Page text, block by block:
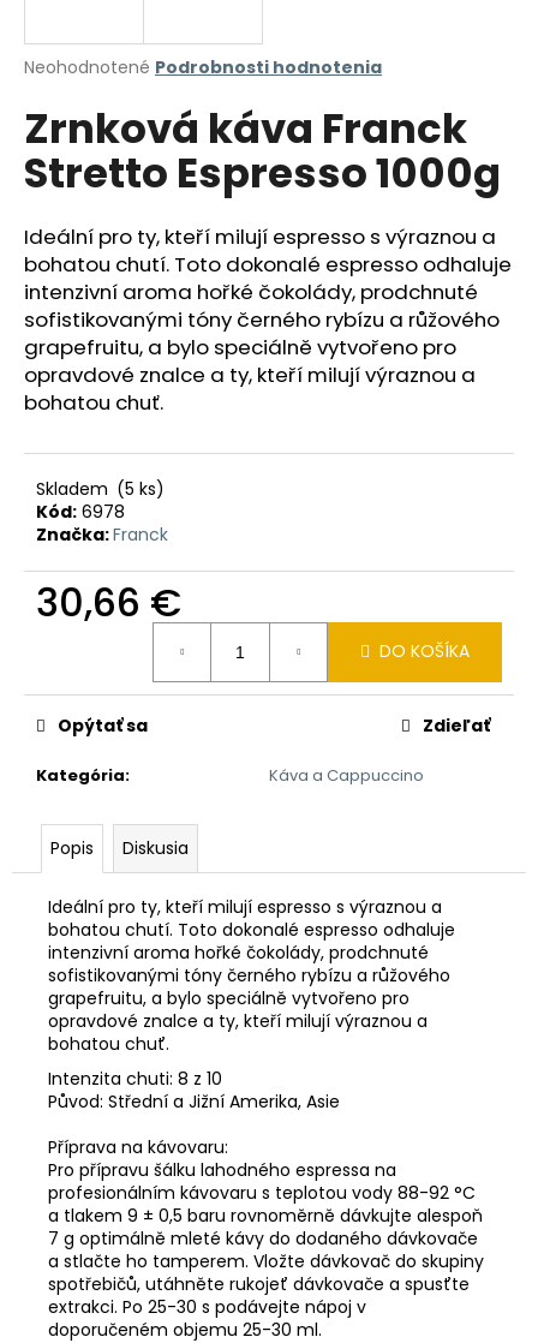
Priemerné
produktu
je
0,0
z
hviezdičiek.
Neohodnotené Podrobnosti hodnotenia
Zrnková káva Franck
Stretto Espresso 1000g
Ideální pro ty, kteří milují espresso s výraznou a
bohatou chutí. Toto dokonalé espresso odhaluje
intenzivní aroma hořké čokolády, prodchnuté
sofistikovanými tóny černého rybízu a růžového
grapefruitu, a bylo speciálně vytvořeno pro
opravdové znalce a ty, kteří milují výraznou a
bohatou chuť.
Skladem (5 ks)
Kód: 6978
Značka:Franck
30,66 €
DO KOŠÍKA
Kategória: Káva a Cappuccino
Opýtať sa Zdieľať
Popis Diskusia
Ideální pro ty, kteří milují espresso s výraznou a
bohatou chutí. Toto dokonalé espresso odhaluje
intenzivní aroma hořké čokolády, prodchnuté
sofistikovanými tóny černého rybízu a růžového
grapefruitu, a bylo speciálně vytvořeno pro
opravdové znalce a ty, kteří milují výraznou a
bohatou chuť.
Intenzita chuti: 8 z 10
Původ: Střední a Jižní Amerika, Asie
Příprava na kávovaru:
Pro přípravu šálku lahodného espressa na
profesionálním kávovaru s teplotou vody 88-92 °C
a tlakem 9 ± 0,5 baru rovnoměrně dávkujte alespoň
7 g optimálně mleté ​​kávy do dodaného dávkovače
a stlačte ho tamperem. Vložte dávkovač do skupiny
spotřebičů, utáhněte rukojeť dávkovače a spusťte
extrakci. Po 25-30 s podávejte nápoj v
doporučeném objemu 25-30 ml.
j
ť
?
HĽADAŤ
O
d
o
ú
č
a
m
e
ČERVENÉ
PLAVAC
0,75L